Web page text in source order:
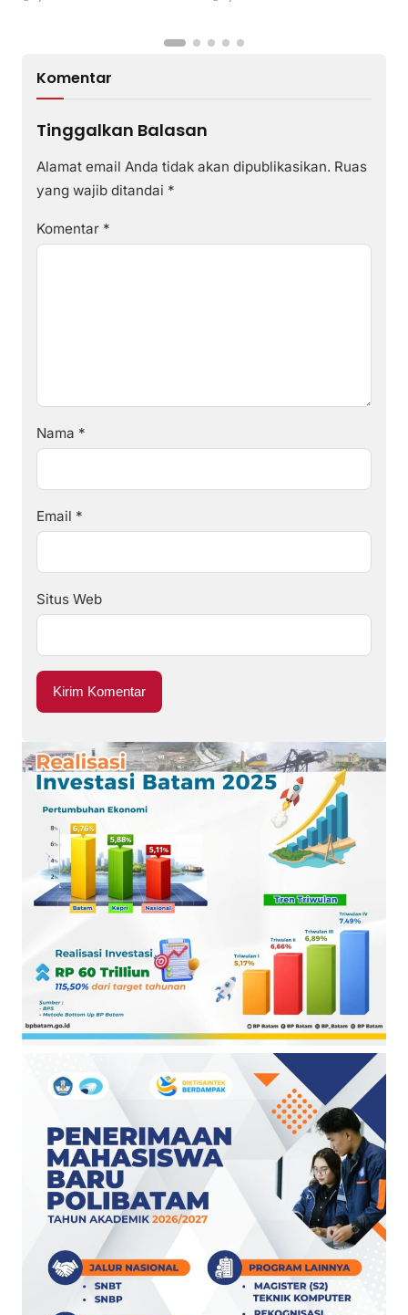
Komentar
Tinggalkan Balasan
Alamat email Anda tidak akan dipublikasikan. Ruas
yang wajib ditandai *
Komentar *
Nama *
Email *
Situs Web